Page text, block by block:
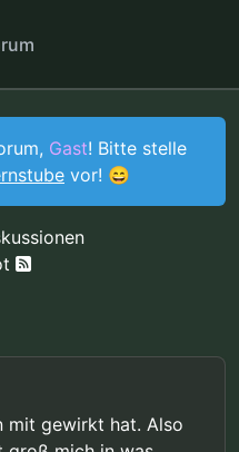
Gast! Bitte stelle
vor! 😄
mit gewirkt hat. Also